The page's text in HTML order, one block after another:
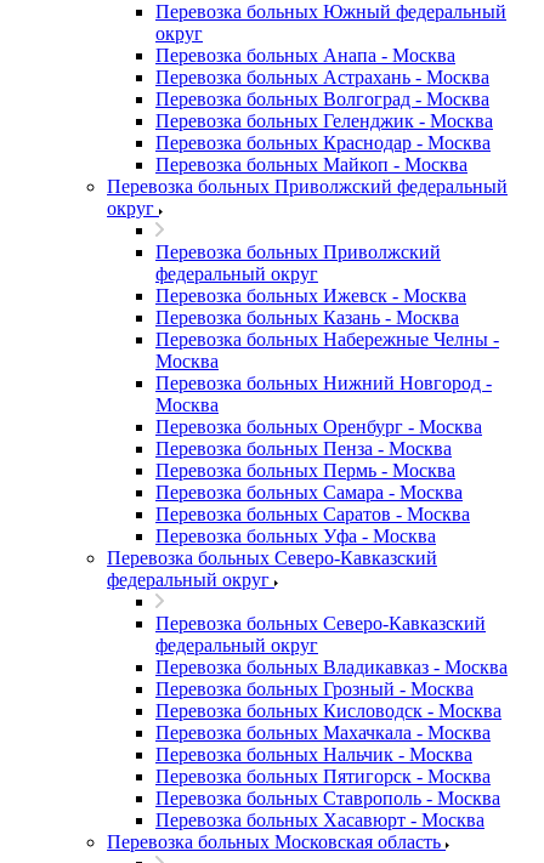
Перевозка больных Южный федеральный
округ
Перевозка больных Анапа - Москва
Перевозка больных Астрахань - Москва
Перевозка больных Волгоград - Москва
Перевозка больных Геленджик - Москва
Перевозка больных Краснодар - Москва
Перевозка больных Майкоп - Москва
Перевозка больных Приволжский федеральный
округ
Перевозка больных Приволжский
федеральный округ
Перевозка больных Ижевск - Москва
Перевозка больных Казань - Москва
Перевозка больных Набережные Челны -
Москва
Перевозка больных Нижний Новгород -
Москва
Перевозка больных Оренбург - Москва
Перевозка больных Пенза - Москва
Перевозка больных Пермь - Москва
Перевозка больных Самара - Москва
Перевозка больных Саратов - Москва
Перевозка больных Уфа - Москва
Перевозка больных Северо-Кавказский
федеральный округ
Перевозка больных Северо-Кавказский
федеральный округ
Перевозка больных Владикавказ - Москва
Перевозка больных Грозный - Москва
Перевозка больных Кисловодск - Москва
Перевозка больных Махачкала - Москва
Перевозка больных Нальчик - Москва
Перевозка больных Пятигорск - Москва
Перевозка больных Ставрополь - Москва
Перевозка больных Хасавюрт - Москва
Перевозка больных Московская область